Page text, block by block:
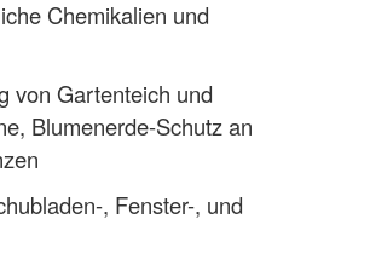
Chemikalien und
von Gartenteich und
Blumenerde-Schutz an
, Fenster-, und